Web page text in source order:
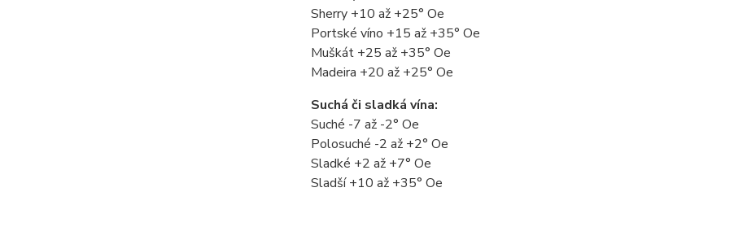
Sherry +10 až +25° Oe
Portské víno +15 až +35° Oe
Muškát +25 až +35° Oe
Madeira +20 až +25° Oe
Suchá či sladká vína:
Suché -7 až -2° Oe
Polosuché -2 až +2° Oe
Sladké +2 až +7° Oe
Sladší +10 až +35° Oe